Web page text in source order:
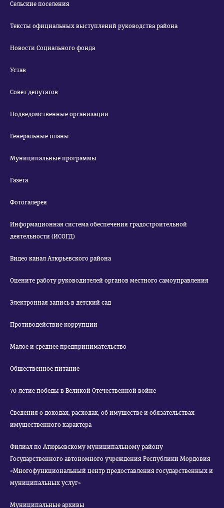
Сельские поселения
Тексты официальных выступлений руководства района
Новости Социального фонда
Устав
Совет депутатов
Подведомственные организации
Генеральные планы
Муниципальные программы
Газета
Фотогалерея
Информационная система обеспечения градостроительной
деятельности (ИСОГД)
Видео канал Атюрьевского района
Оцените работу руководителей органов местного самоуправления
Электронная запись в детский сад
Противодействие коррупции
Малое и среднее предпринимательство
Общественное питание
70-летие победы в Великой Отечественной войне
Сведения о доходах, расходах, об имуществе и обязательствах
имущественного характера
Филиал по Атюрьевскому муниципальному району
Государственного автономного учреждения Республики Мордовия
«Многофункциональный центр предоставления государственных и
муниципальных услуг»
Муниципальные архивы